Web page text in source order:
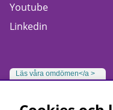
Youtube
Linkedin
Läs våra omdömen</a >